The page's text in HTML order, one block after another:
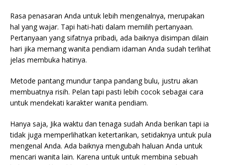
Rasa penasaran Anda untuk lebih mengenalnya, merupakan
hal yang wajar. Tapi hati-hati dalam memilih pertanyaan.
Pertanyaan yang sifatnya pribadi, ada baiknya disimpan dilain
hari jika memang wanita pendiam idaman Anda sudah terlihat
jelas membuka hatinya.
Metode pantang mundur tanpa pandang bulu, justru akan
membuatnya risih. Pelan tapi pasti lebih cocok sebagai cara
untuk mendekati karakter wanita pendiam.
Hanya saja, Jika waktu dan tenaga sudah Anda berikan tapi ia
tidak juga memperlihatkan ketertarikan, setidaknya untuk pula
mengenal Anda. Ada baiknya mengubah haluan Anda untuk
mencari wanita lain. Karena untuk untuk membina sebuah